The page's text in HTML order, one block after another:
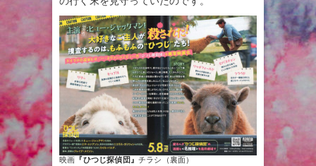
映画 『ひつじ探偵団』チラシ（裏面）